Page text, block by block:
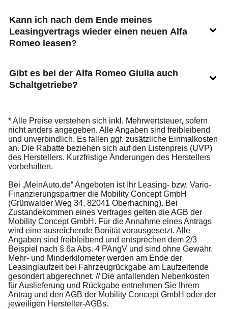
Kann ich nach dem Ende meines
Leasingvertrags wieder einen neuen Alfa
Romeo leasen?
Gibt es bei der Alfa Romeo Giulia auch
Schaltgetriebe?
* Alle Preise verstehen sich inkl. Mehrwertsteuer, sofern
nicht anders angegeben. Alle Angaben sind freibleibend
und unverbindlich. Es fallen ggf. zusätzliche Einmalkosten
an. Die Rabatte beziehen sich auf den Listenpreis (UVP)
des Herstellers. Kurzfristige Änderungen des Herstellers
vorbehalten.
Bei „MeinAuto.de“ Angeboten ist Ihr Leasing- bzw. Vario-
Finanzierungspartner die Mobility Concept GmbH
(Grünwalder Weg 34, 82041 Oberhaching). Bei
Zustandekommen eines Vertrages gelten die AGB der
Mobility Concept GmbH. Für die Annahme eines Antrags
wird eine ausreichende Bonität vorausgesetzt. Alle
Angaben sind freibleibend und entsprechen dem 2/3
Beispiel nach § 6a Abs. 4 PAngV und sind ohne Gewähr.
Mehr- und Minderkilometer werden am Ende der
Leasinglaufzeit bei Fahrzeugrückgabe am Laufzeitende
gesondert abgerechnet. // Die anfallenden Nebenkosten
für Auslieferung und Rückgabe entnehmen Sie Ihrem
Antrag und den AGB der Mobility Concept GmbH oder der
jeweiligen Hersteller-AGBs.